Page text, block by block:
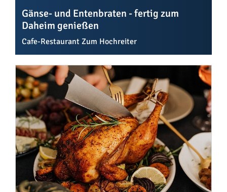
Gänse- und Entenbraten - fertig zum
Daheim genießen
Cafe-Restaurant Zum Hochreiter